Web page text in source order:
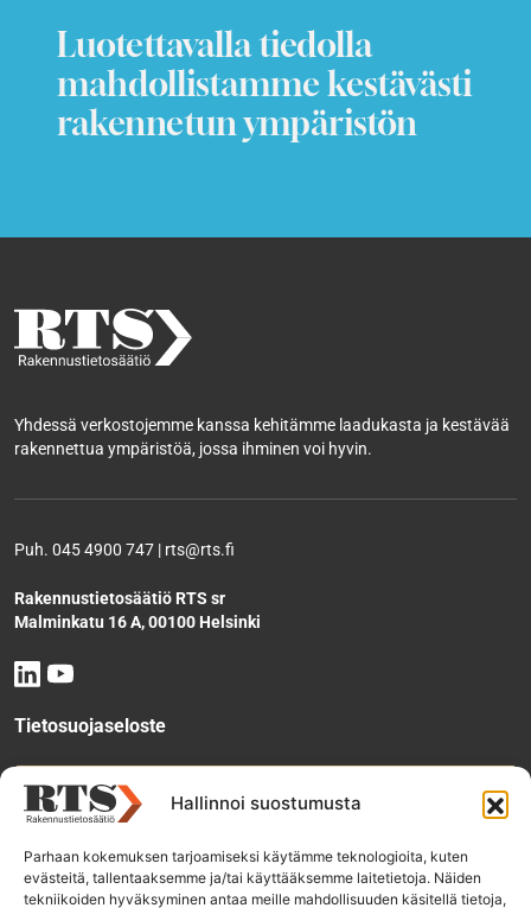
Hallinnoi suostumusta
Parhaan kokemuksen tarjoamiseksi käytämme teknologioita, kuten
evästeitä, tallentaaksemme ja/tai käyttääksemme laitetietoja. Näiden
tekniikoiden hyväksyminen antaa meille mahdollisuuden käsitellä tietoja,
Luotettavalla tiedolla
mahdollistamme kestävästi
rakennetun ympäristön
Yhdessä verkostojemme kanssa kehitämme laadukasta ja kestävää
rakennettua ympäristöä, jossa ihminen voi hyvin.
Puh. 045 4900 747 | rts@rts.fi
Rakennustietosäätiö RTS sr
Malminkatu 16 A, 00100 Helsinki
Tietosuojaseloste
Tee käyttölupahakemus
Tilaa uutiskirje